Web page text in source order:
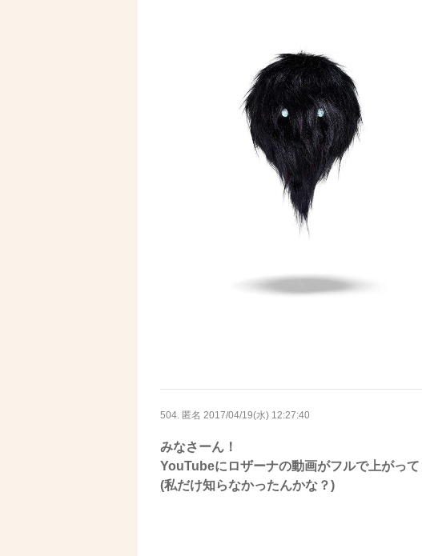
504. 匿名 2017/04/19(水) 12:27:40
みなさーん！
YouTubeにロザーナの動画がフルで上がって
(私だけ知らなかったんかな？)